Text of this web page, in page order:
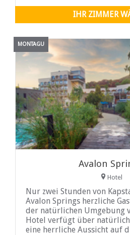
IHR ZIMMER
MONTAGU
Avalon
Hotel
Nur zwei Stunden von
Avalon Springs herzliche
der natürlichen Umgebung
Hotel verfügt über
eine herrliche Aussicht auf